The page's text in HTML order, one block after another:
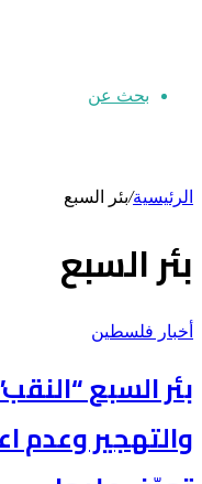
بحث عن
الرئيسية/بئر السبع
بئر السبع
أخبار فلسطين
بئر السبع
والتهجير وعدم